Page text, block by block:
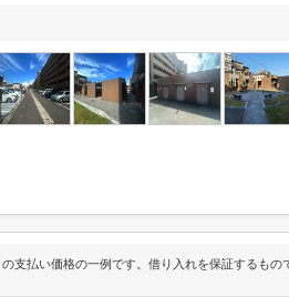
支払い価格の一例です。借り入れを保証するもの